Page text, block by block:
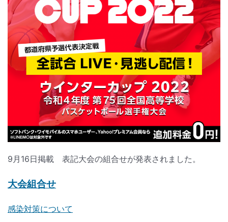
9月16日掲載 表記大会の組合せが発表されました。
大会組合せ
感染対策について